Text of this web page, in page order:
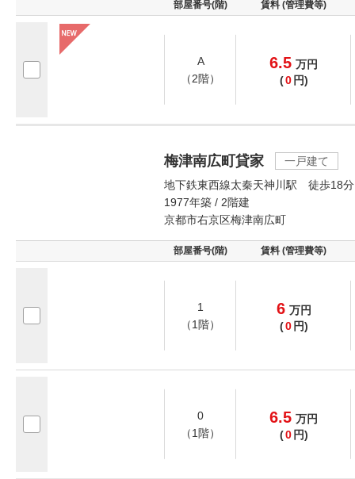
部屋番号(階) 賃料 (管理費等)
A
（2階）
6.5 万円
(0 円)
梅津南広町貸家
一戸建て
地下鉄東西線太秦天神川駅 徒歩18分
1977年築 / 2階建
京都市右京区梅津南広町
部屋番号(階) 賃料 (管理費等)
1
（1階）
6 万円
(0 円)
0
（1階）
6.5 万円
(0 円)